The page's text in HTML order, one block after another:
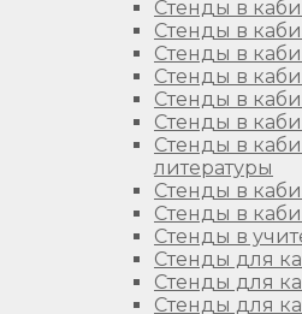
Стенды в
Стенды в
Стенды в
Стенды в
Стенды в
Стенды в
Стенды в
литературы
Стенды в
Стенды в
Стенды в
Стенды для
Стенды для
Стенды для